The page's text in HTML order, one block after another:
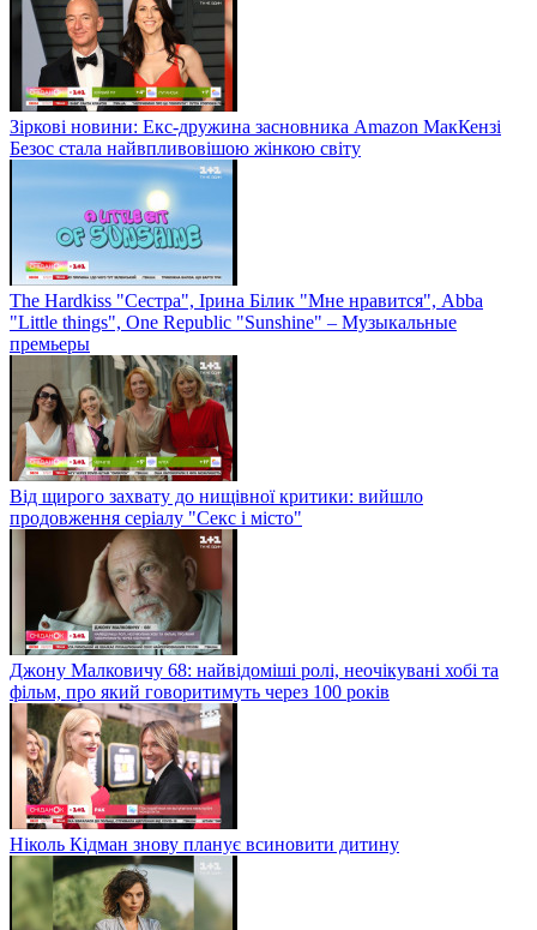
Зіркові новини: Екс-дружина засновника Amazon МакКензі
Безос стала найвпливовішою жінкою світу
The Hardkiss "Сестра", Ірина Білик "Мне нравится", Abba
"Little things", One Republic "Sunshine" – Музыкальные
премьеры
Від щирого захвату до нищівної критики: вийшло
продовження серіалу "Секс і місто"
Джону Малковичу 68: найвідоміші ролі, неочікувані хобі та
фільм, про який говоритимуть через 100 років
Ніколь Кідман знову планує всиновити дитину